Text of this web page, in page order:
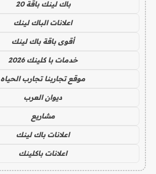
باك لينك باقة 20
اعلانات الباك لينك
أقوى باقة باك لينك
خدمات با كلينك 2026
موقع تجاربنا تجارب الحياه
ديوان العرب
مشاريع
اعلانات باك لينك
اعلانات باكلينك